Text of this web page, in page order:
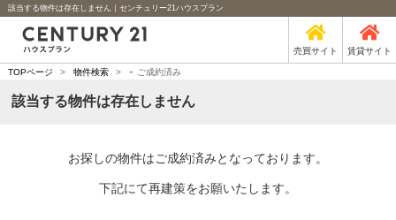
該当する物件は存在しません｜センチュリー21ハウスプラン
売買サイト 賃貸サイト
TOPページ > 物件検索 > - ご成約済み
該当する物件は存在しません
お探しの物件はご成約済みとなっております。
下記にて再建策をお願いたします。